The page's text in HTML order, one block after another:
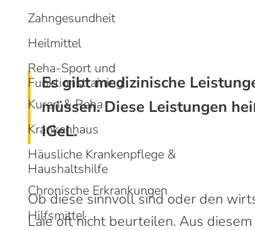
Zahngesundheit
Heilmittel
Reha-Sport und
Funktionstraining
Kuren & Reha
Krankenhaus
Häusliche Krankenpflege &
Haushaltshilfe
Chronische Erkrankungen
Hilfsmittel
Es gibt medizinische
müssen. Diese Leistungen
IGeL.
Ob diese sinnvoll sind oder den
Laie oft nicht beurteilen. Aus